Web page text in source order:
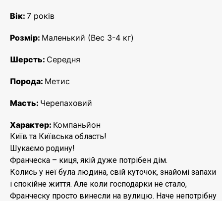
Вік: 7 років
Розмір: Маленький (Вес 3-4 кг)
Шерсть: Середня
Порода: Метис
Масть: Черепаховий
Характер: Компаньйон
Київ та Київська область!
Шукаємо родину!
Франческа – киця, якій дуже потрібен дім.
Колись у неї була людина, свій куточок, знайомі запахи
і спокійне життя. Але коли господарки не стало,
Франческу просто винесли на вулицю. Наче непотрібну